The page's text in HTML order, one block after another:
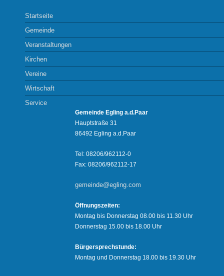
Startseite
Gemeinde
Veranstaltungen
Kirchen
Vereine
Wirtschaft
Service
Gemeinde Egling a.d.Paar
Hauptstraße 31
86492 Egling a.d.Paar
Tel: 08206/962112-0
Fax: 08206/962112-17
gemeinde@egling.com
Öffnungszeiten:
Montag bis Donnerstag 08.00 bis 11.30 Uhr
Donnerstag 15.00 bis 18.00 Uhr
Bürgersprechstunde:
Montag und Donnerstag 18.00 bis 19.30 Uhr